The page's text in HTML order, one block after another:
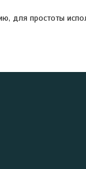
для простоты